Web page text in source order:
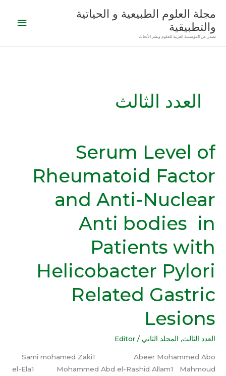
المحتوى
مجلة العلوم الطبيعية و الحياتية
والتطبيقية
تصدر عن المؤسسة العربية للعلوم ونشر الأبحاث
العدد الثالث
Serum Level of
Rheumatoid Factor
and Anti-Nuclear
Anti bodies in
Patients with
Helicobacter Pylori
Related Gastric
Lesions
العدد الثالث, المجلد الثاني /
Editor
Sami mohamed Zaki1 Abeer Mohammed Abo
el-Ela1 Mohammed Abd el-Rashid Allam1 Mahmoud
Serum
Level
Rheumatoid
Factor
and
Anti-
Nuclear
Anti
bodies
in
Patients
with
Helicobacter
Pylori
Gastric